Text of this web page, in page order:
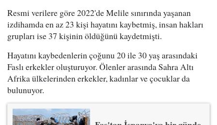
Resmi verilere göre 2022'de Melile sınırında yaşanan
izdihamda en az 23 kişi hayatını kaybetmiş, insan hakları
grupları ise 37 kişinin öldüğünü kaydetmişti.
Hayatını kaybedenlerin çoğunu 20 ile 30 yaş arasındaki
Faslı erkekler oluşturuyor. Ölenler arasında Sahra Altı
Afrika ülkelerinden erkekler, kadınlar ve çocuklar da
bulunuyor.